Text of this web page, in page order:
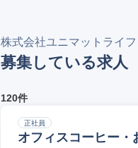
株式会社ユニマットライフ
募集している求人
120件
正社員
オフィスコーヒー・